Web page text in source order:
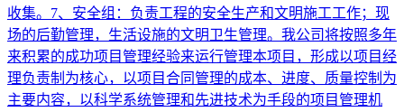
收集。7、安全组：负责工程的安全生产和文明施工工作；现
场的后勤管理，生活设施的文明卫生管理。我公司将按照多年
来积累的成功项目管理经验来运行管理本项目，形成以项目经
理负责制为核心，以项目合同管理的成本、进度、质量控制为
主要内容，以科学系统管理和先进技术为手段的项目管理机